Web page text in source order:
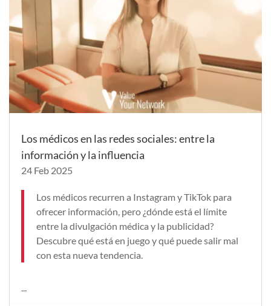
Los médicos en las redes sociales: entre la
información y la influencia
24 Feb 2025
Los médicos recurren a Instagram y TikTok para
ofrecer información, pero ¿dónde está el límite
entre la divulgación médica y la publicidad?
Descubre qué está en juego y qué puede salir mal
con esta nueva tendencia.
...